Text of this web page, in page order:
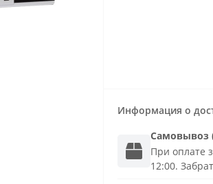
Информация о
Самовывоз
При оплате
12:00.